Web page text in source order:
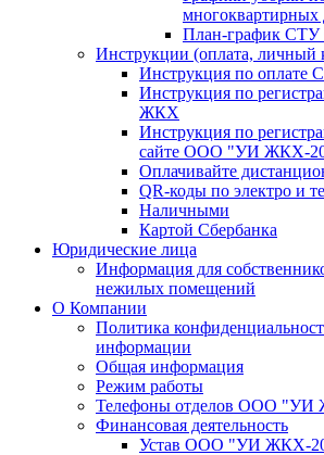
многоквартирных
План-график
Инструкции (оплата, личный
Инструкция по оплате
Инструкция по
ЖКХ
Инструкция по
сайте ООО "УИ ЖКХ-
Оплачивайте
QR-коды по электро и
Наличными
Картой Сбербанка
Юридические лица
Информация для
нежилых помещений
О Компании
Политика
информации
Общая информация
Режим работы
Телефоны отделов ООО "УИ
Финансовая деятельность
Устав ООО "УИ ЖКХ-